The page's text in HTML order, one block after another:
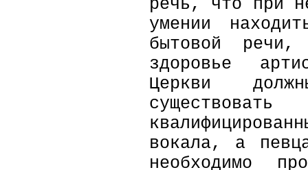
речь, что при
умении
бытовой речи,
здоровье
Церкви
вокала, а
необходимо